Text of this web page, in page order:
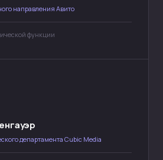
направления Авито
функции
департамента Cubic Media
Альтернативный
ИНН 9 703 118 524,
762 475, 123 242,
дом 7
деятельность